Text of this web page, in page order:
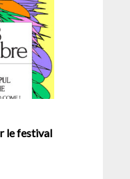
le festival